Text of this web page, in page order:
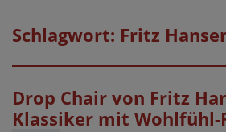
Schlagwort: Fritz
Drop Chair von Fritz
Klassiker mit